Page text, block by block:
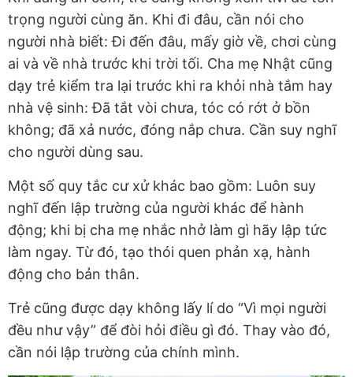
trọng người cùng ăn. Khi đi đâu, cần nói cho
người nhà biết: Đi đến đâu, mấy giờ về, chơi cùng
ai và về nhà trước khi trời tối. Cha mẹ Nhật cũng
dạy trẻ kiểm tra lại trước khi ra khỏi nhà tắm hay
nhà vệ sinh: Đã tắt vòi chưa, tóc có rớt ở bồn
không; đã xả nước, đóng nắp chưa. Cần suy nghĩ
cho người dùng sau.
Một số quy tắc cư xử khác bao gồm: Luôn suy
nghĩ đến lập trường của người khác để hành
động; khi bị cha mẹ nhắc nhở làm gì hãy lập tức
làm ngay. Từ đó, tạo thói quen phản xạ, hành
động cho bản thân.
Trẻ cũng được dạy không lấy lí do “Vì mọi người
đều như vậy” để đòi hỏi điều gì đó. Thay vào đó,
cần nói lập trường của chính mình.